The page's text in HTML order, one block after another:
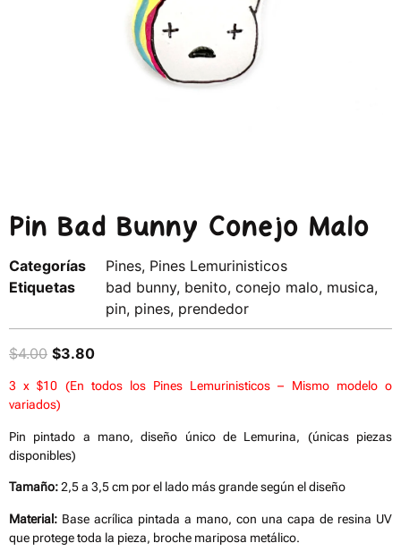
Pin Bad Bunny Conejo Malo
Categorías Pines, Pines Lemurinisticos
Etiquetas
bad bunny, benito, conejo malo, musica,
pin, pines, prendedor
$4.00 $3.80
3 x $10 (En todos los Pines Lemurinisticos – Mismo modelo o
variados)
Pin pintado a mano, diseño único de Lemurina, (únicas piezas
disponibles)
Tamaño:2,5 a 3,5 cm por el lado más grande según el diseño
Material: Base acrílica pintada a mano, con una capa de resina UV
que protege toda la pieza, broche mariposa metálico.